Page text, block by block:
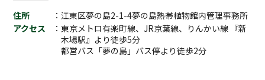
住所
：江東区夢の島2-1-4夢の島熱帯植物館内管理事務所
アクセス
：東京メトロ有楽町線、JR京葉線、りんかい線 『新
木場駅』より徒歩5分
都営バス「夢の島」バス停より徒歩2分